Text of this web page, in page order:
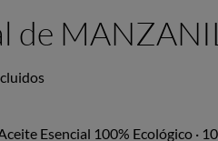
de
Esencial 100% Ecológico ·